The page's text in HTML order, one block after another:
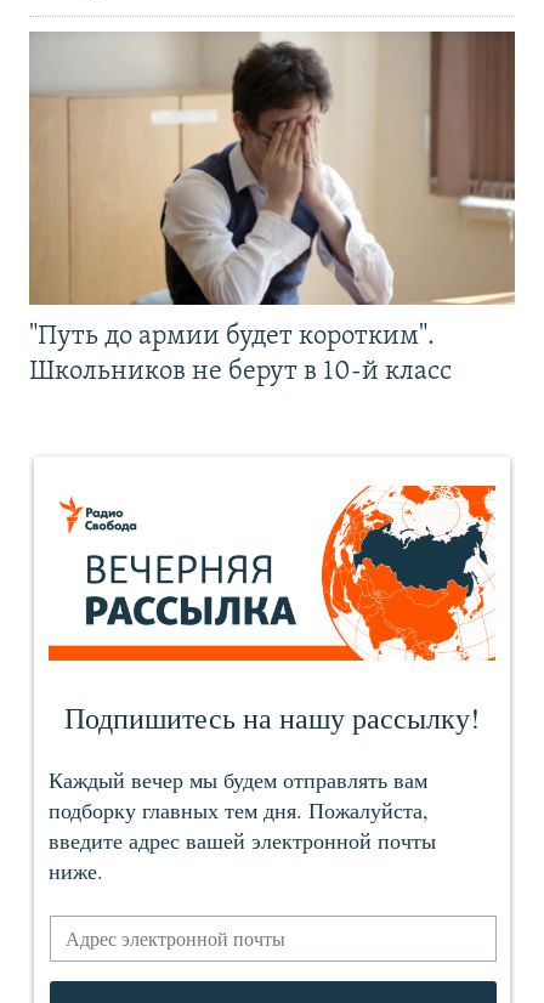
"Путь до армии будет коротким".
Школьников не берут в 10-й класс